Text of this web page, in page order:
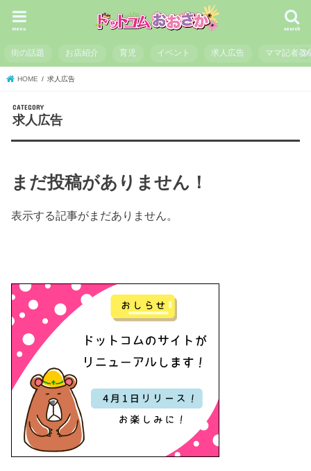
search
menu
街の話題 お店紹介 育児 イベント 求人広告 ママ記者募
HOME 求人広告
求人広告
まだ投稿がありません！
表示する記事がまだありません。